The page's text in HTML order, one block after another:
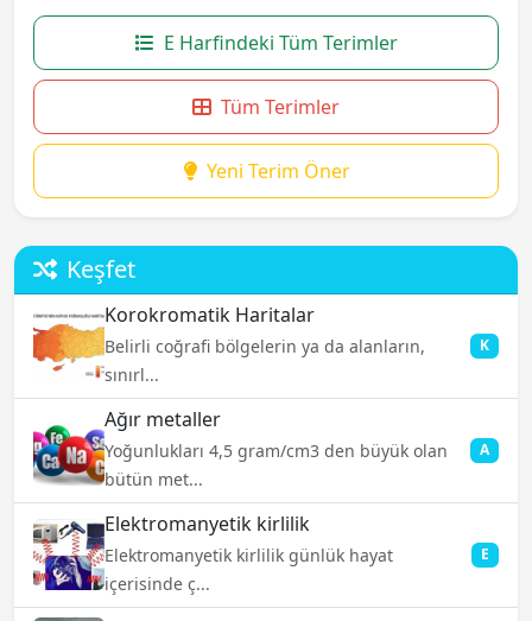
E Harfindeki Tüm Terimler
Tüm Terimler
Yeni Terim Öner
Keşfet
Korokromatik Haritalar
Belirli coğrafi bölgelerin ya da alanların,
sınırl...
K
Ağır metaller
Yoğunlukları 4,5 gram/cm3 den büyük olan
bütün met...
A
Elektromanyetik kirlilik
Elektromanyetik kirlilik günlük hayat
içerisinde ç...
E